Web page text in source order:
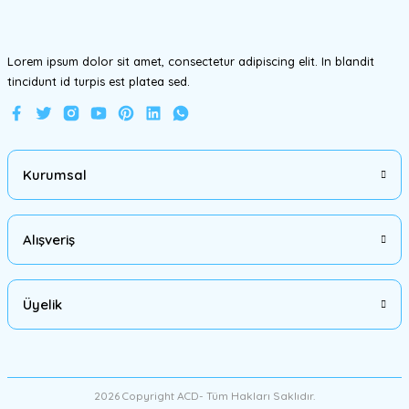
Lorem ipsum dolor sit amet, consectetur adipiscing elit. In blandit
tincidunt id turpis est platea sed.
Kurumsal
Alışveriş
Üyelik
2026 Copyright ACD- Tüm Hakları Saklıdır.